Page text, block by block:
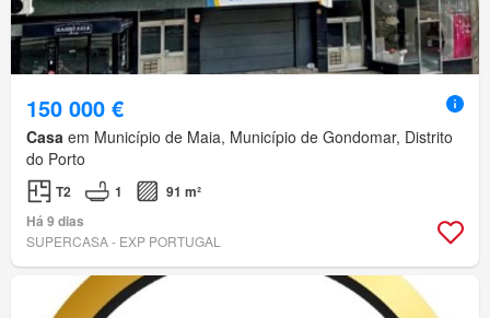
150 000 €
Casa em Município de Maia, Município de Gondomar, Distrito
do Porto
T2 1
91 m²
Há 9 dias
SUPERCASA - EXP PORTUGAL